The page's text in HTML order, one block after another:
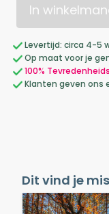
In
Levertijd: circa 4-5
Op maat voor je
100%
Klanten geven ons
Dit vind je